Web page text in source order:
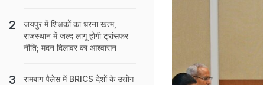
जयपुर में शिक्षकों का धरना खत्म,
राजस्थान में जल्द लागू होगी ट्रांसफर
नीति; मदन दिलावर का आश्वासन
रामबाग पैलेस में BRICS देशों के उद्योग